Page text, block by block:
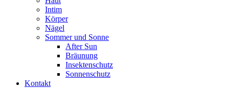
Intim
Körper
Nägel
Sommer und Sonne
After Sun
Bräunung
Insektenschutz
Sonnenschutz
Kontakt